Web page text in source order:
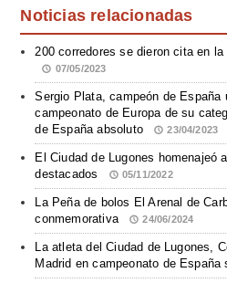
Noticias relacionadas
200 corredores se dieron cita en
07/05/2023
Sergio Plata, campeón de España
campeonato de Europa de su
de España absoluto
23/04/2023
El Ciudad de Lugones homenajeó
destacados
05/11/2022
La Peña de bolos El Arenal de
conmemorativa
24/06/2024
La atleta del Ciudad de Lugones,
Madrid en campeonato de España